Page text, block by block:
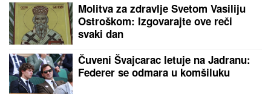
Molitva za zdravlje Svetom Vasiliju
Ostroškom: Izgovarajte ove reči
svaki dan
Čuveni Švajcarac letuje na Jadranu:
Federer se odmara u komšiluku